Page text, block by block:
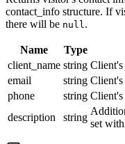
contact_info structure. If
there will be null.
Name Type
client_name string Client's
email
string Client's
phone
string Client's
description
string
set